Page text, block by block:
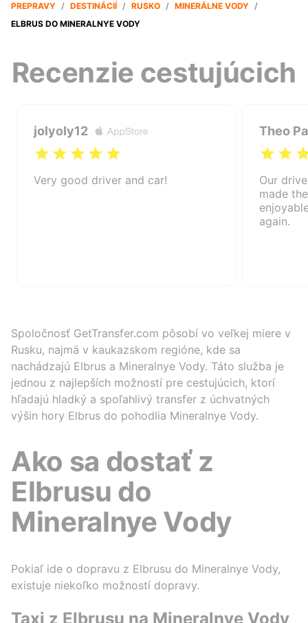
PREPRAVY / DESTINÁCIÍ / RUSKO / MINERÁLNE VODY /
ELBRUS DO MINERALNYE VODY
Recenzie cestujúcich
jolyoly12
Very good driver and car!
Theo
Our
made
again.
Spoločnosť GetTransfer.com pôsobí vo veľkej miere v
Rusku, najmä v kaukazskom regióne, kde sa
nachádzajú Elbrus a Mineralnye Vody. Táto služba je
jednou z najlepších možností pre cestujúcich, ktorí
hľadajú hladký a spoľahlivý transfer z úchvatných
výšin hory Elbrus do pohodlia Mineralnye Vody.
Ako sa dostať z
Elbrusu do
Mineralnye Vody
Pokiaľ ide o dopravu z Elbrusu do Mineralnye Vody,
existuje niekoľko možností dopravy.
Taxi z Elbrusu na Mineralnye Vody